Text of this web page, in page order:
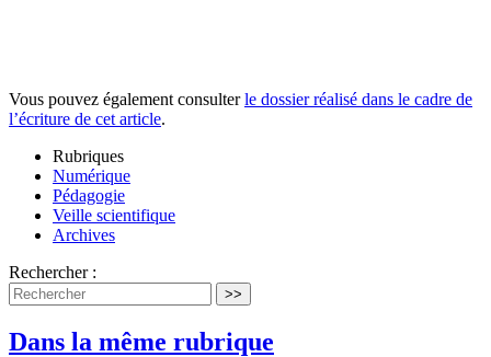
Vous pouvez également consulterle dossier réalisé dans le cadre de
l’écriture de cet article.
Rubriques
Numérique
Pédagogie
Veille scientifique
Archives
Rechercher :
>>
Dans la même rubrique